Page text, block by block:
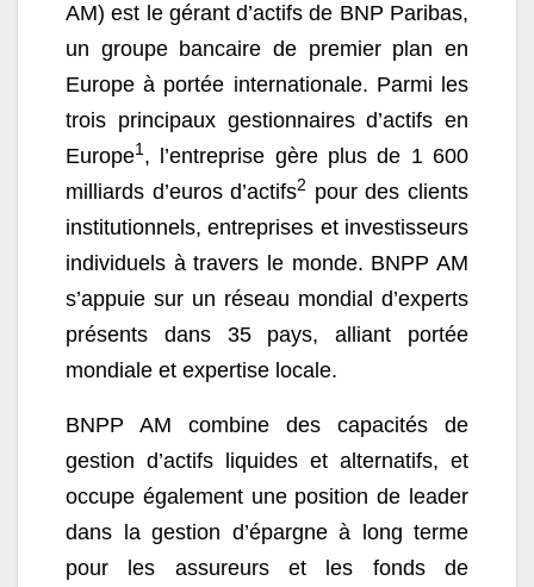
AM) est le gérant d’actifs de BNP Paribas,
un groupe bancaire de premier plan en
Europe à portée internationale. Parmi les
trois principaux gestionnaires d’actifs en
Europe1, l’entreprise gère plus de 1 600
milliards d’euros d’actifs2 pour des clients
institutionnels, entreprises et investisseurs
individuels à travers le monde. BNPP AM
s’appuie sur un réseau mondial d’experts
présents dans 35 pays, alliant portée
mondiale et expertise locale.
BNPP AM combine des capacités de
gestion d’actifs liquides et alternatifs, et
occupe également une position de leader
dans la gestion d’épargne à long terme
pour les assureurs et les fonds de